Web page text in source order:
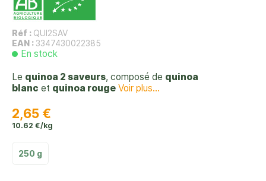
Réf : QUI2SAV
EAN : 3347430022385
En stock
Le quinoa 2 saveurs, composé de quinoa
blanc et quinoa rouge Voir plus...
2,65 €
10.62 €/kg
250 g